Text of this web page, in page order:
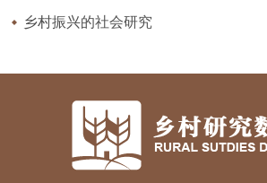
乡村振兴的社会研究